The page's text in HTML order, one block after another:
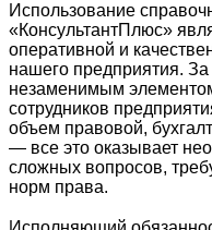
Использование
«КонсультантПлюс»
оперативной и
нашего предприятия.
незаменимым
сотрудников
объем правовой,
— все это оказывает
сложных вопросов,
норм права.